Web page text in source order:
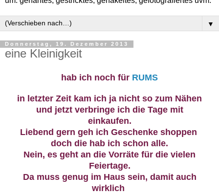
▼
Donnerstag, 19. Dezember 2013
eine Kleinigkeit
hab ich noch für RUMS
in letzter Zeit kam ich ja nicht so zum Nähen
und jetzt verbringe ich die Tage mit
einkaufen.
Liebend gern geh ich Geschenke shoppen
doch die hab ich schon alle.
Nein, es geht an die Vorräte für die vielen
Feiertage.
Da muss genug im Haus sein, damit auch
wirklich